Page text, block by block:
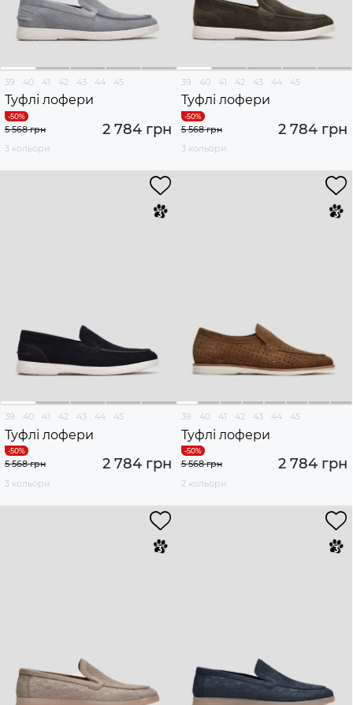
39 40 41 42 43 44 45
Туфлі лофери
2 784 грн
5 568 грн
3 кольори
39 40 41 42 43 44 45
Туфлі лофери
2 784 грн
5 568 грн
3 кольори
39 40 41 42 43 44 45
Туфлі лофери
2 784 грн
5 568 грн
3 кольори
39 40 41 42 43 44 45
Туфлі лофери
2 784 грн
5 568 грн
2 кольори